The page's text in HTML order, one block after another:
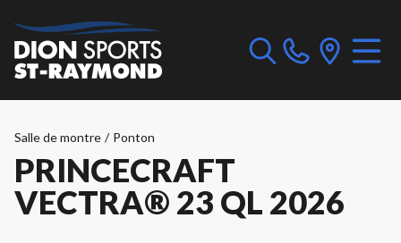
Salle de montre / Ponton
PRINCECRAFT
VECTRA® 23 QL 2026